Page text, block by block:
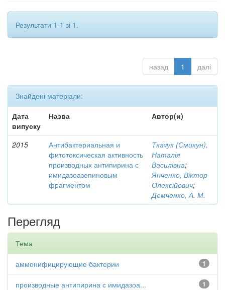
Результати 1-1 зі 1.
назад 1 далі
Знайдені матеріали:
Дата
випуску
Назва Автор(и)
2015
Антибактериальная и
фитотоксическая активность
производных антипирина с
имидазоазепиновым
фрагментом
Ткачук (Смикун),
Наталія
Василівна;
Янченко, Віктор
Олексійович;
Демченко, А. М.
Перегляд
Тема
1
аммонифицирующие бактерии
1
производные антипирина с имидазоа...